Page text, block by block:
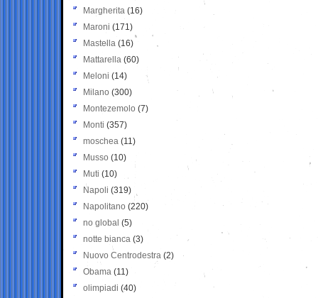
Margherita (16)
Maroni (171)
Mastella (16)
Mattarella (60)
Meloni (14)
Milano (300)
Montezemolo (7)
Monti (357)
moschea (11)
Musso (10)
Muti (10)
Napoli (319)
Napolitano (220)
no global (5)
notte bianca (3)
Nuovo Centrodestra (2)
Obama (11)
olimpiadi (40)